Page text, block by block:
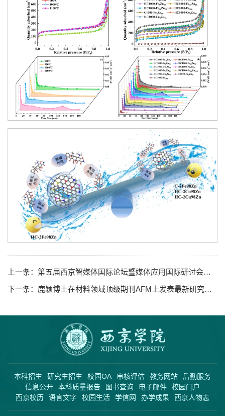
上一条： 第五届西京智媒体国际论坛暨媒体应用国际研讨会举办
下一条： 鹿颖博士在材料领域顶级期刊AFM上发表最新研究成果
本科招生 研究生招生 校园OA 审核评估 教务网站
后勤服务
信息公开
本科质量报告 图书查询 电子邮件
校园门户
西京校历
语言文字 校园生活 学信网 办学成果 西京人物志